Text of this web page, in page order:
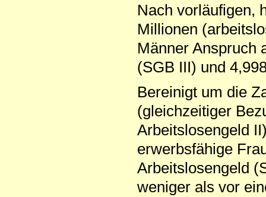
Nach vorläufigen,
Millionen
Männer Anspruch
(SGB III) und
Bereinigt um die
(gleichzeitiger
Arbeitslosengeld
erwerbsfähige
Arbeitslosengeld
weniger als vor